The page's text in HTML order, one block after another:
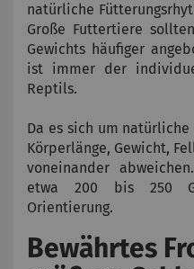
natürliche
Große Futtertiere
Gewichts häufiger
ist immer der
Reptils.
Da es sich um
Körperlänge, Gewicht,
voneinander
etwa 200 bis 250
Orientierung.
Bewährtes